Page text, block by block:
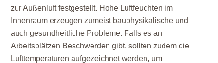
zur Außenluft festgestellt. Hohe Luftfeuchten im
Innenraum erzeugen zumeist bauphysikalische und
auch gesundheitliche Probleme. Falls es an
Arbeitsplätzen Beschwerden gibt, sollten zudem die
Lufttemperaturen aufgezeichnet werden, um